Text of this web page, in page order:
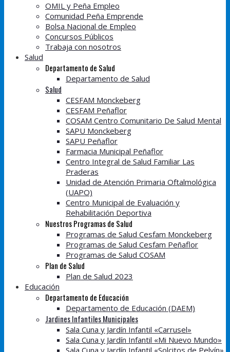
OMIL y Peña Empleo
Comunidad Peña Emprende
Bolsa Nacional de Empleo
Concursos Públicos
Trabaja con nosotros
Salud
Departamento de Salud
Departamento de Salud
Salud
CESFAM Monckeberg
CESFAM Peñaflor
COSAM Centro Comunitario De Salud Mental
SAPU Monckeberg
SAPU Peñaflor
Farmacia Municipal Peñaflor
Centro Integral de Salud Familiar Las
Praderas
Unidad de Atención Primaria Oftalmológica
(UAPO)
Centro Municipal de Evaluación y
Rehabilitación Deportiva
Nuestros Programas de Salud
Programas de Salud Cesfam Monckeberg
Programas de Salud Cesfam Peñaflor
Programas de Salud COSAM
Plan de Salud
Plan de Salud 2023
Educación
Departamento de Educación
Departamento de Educación (DAEM)
Jardines Infantiles Municipales
Sala Cuna y Jardín Infantil «Carrusel»
Sala Cuna y Jardín Infantil «Mi Nuevo Mundo»
Sala Cuna y Jardín Infantil «Solcitos de Pelvín»